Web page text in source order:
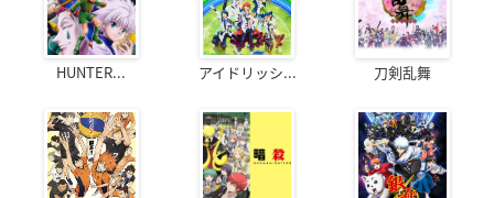
HUNTER... アイドリッシ... 刀剣乱舞